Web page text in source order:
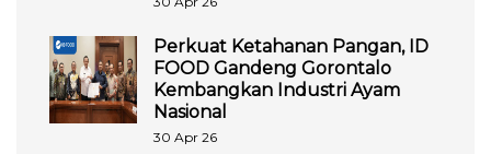
Perkuat Ketahanan Pangan, ID
FOOD Gandeng Gorontalo
Kembangkan Industri Ayam
Nasional
30 Apr 26